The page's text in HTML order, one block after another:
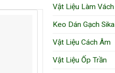
Vật Liệu Làm Vách
Keo Dán Gạch Sika
Vật Liệu Cách Âm
Vật Liệu Ốp Trần